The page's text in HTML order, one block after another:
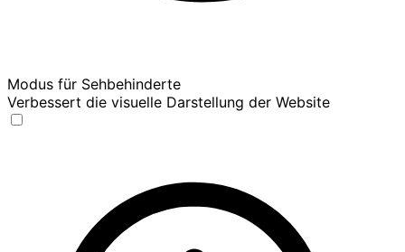
Modus für Sehbehinderte
Verbessert die visuelle Darstellung der Website